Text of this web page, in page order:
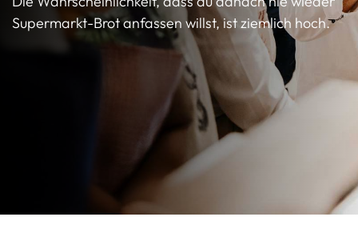
Supermarkt-Brot anfassen willst, ist ziemlich hoch.